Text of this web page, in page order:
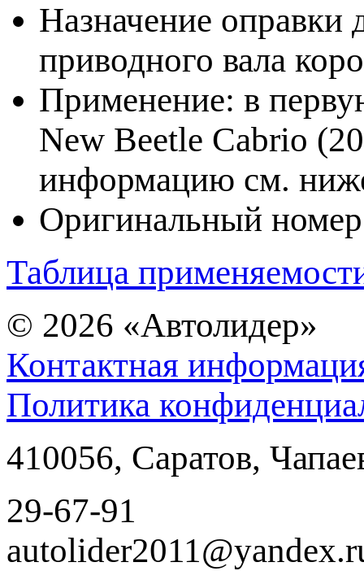
Назначение оправки
приводного вала
Применение: в
New Beetle Cabrio
информацию см.
Оригинальный
Таблица
© 2026 «Автолидер»
Контактная
Политика
410056, Саратов,
29-67-91